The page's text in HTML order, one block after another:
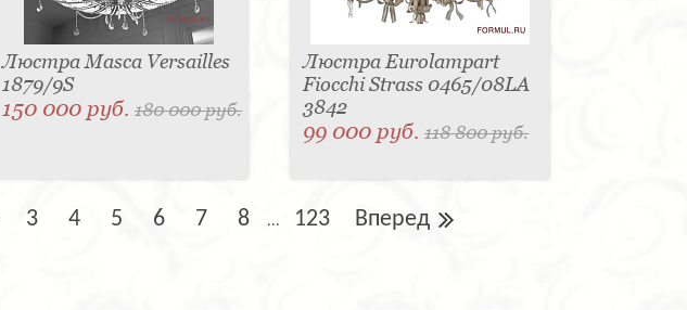
Люстра Masca Versailles
1879/9S
150 000 руб. 180 000 руб.
Люстра Eurolampart
Fiocchi Strass 0465/08LA
3842
99 000 руб.118 800 руб.
3 4 5 6 7 8 ... 123 Вперед